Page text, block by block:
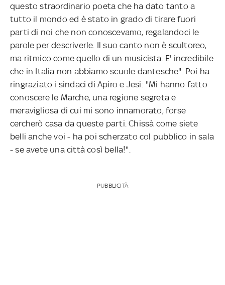
questo straordinario poeta che ha dato tanto a
tutto il mondo ed è stato in grado di tirare fuori
parti di noi che non conoscevamo, regalandoci le
parole per descriverle. Il suo canto non è scultoreo,
ma ritmico come quello di un musicista. E' incredibile
che in Italia non abbiamo scuole dantesche". Poi ha
ringraziato i sindaci di Apiro e Jesi: "Mi hanno fatto
conoscere le Marche, una regione segreta e
meravigliosa di cui mi sono innamorato, forse
cercherò casa da queste parti. Chissà come siete
belli anche voi - ha poi scherzato col pubblico in sala
- se avete una città così bella!".
PUBBLICITÀ